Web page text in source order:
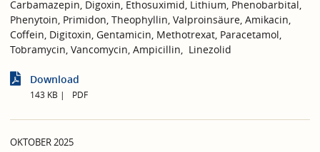
Carbamazepin, Digoxin, Ethosuximid, Lithium, Phenobarbital,
Phenytoin, Primidon, Theophyllin, Valproinsäure, Amikacin,
Coffein, Digitoxin, Gentamicin, Methotrexat, Paracetamol,
Tobramycin, Vancomycin, Ampicillin, Linezolid
Download
143 KB PDF
OKTOBER 2025